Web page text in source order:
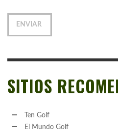
SITIOS
Ten Golf
El Mundo Golf